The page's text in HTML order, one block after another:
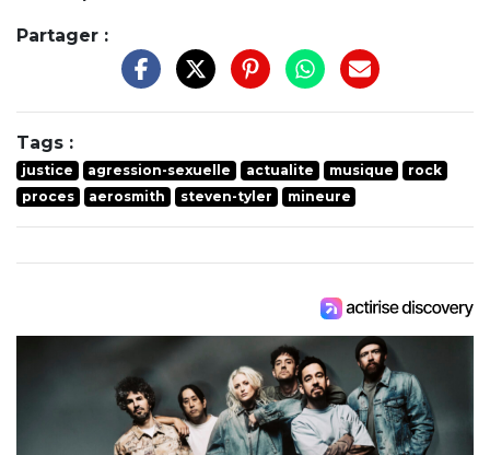
Partager :
Tags :
justice agression-sexuelle actualite musique
rock
proces
aerosmith steven-tyler mineure